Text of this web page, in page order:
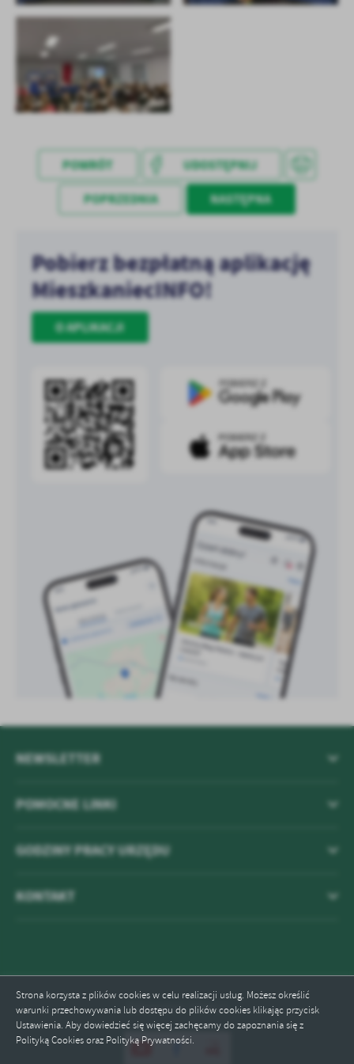
Strona korzysta z plików cookies w celu realizacji usług. Możesz określić
warunki przechowywania lub dostępu do plików cookies klikając przycisk
Ustawienia. Aby dowiedzieć się więcej zachęcamy do zapoznania się z
Polityką Cookies oraz Polityką Prywatności.
treści w postaci wiadomości, ofert, komunikatów mediów
POWRÓT UDOSTĘPNIJ
POPRZEDNIA NASTĘPNA
Pobierz bezpłatną aplikację
MieszkaniecINFO!
O APLIKACJI
POMOCNE LINKI
NEWSLETTER
GODZINY PRACY URZĘDU
KONTAKT
Odwiedzin: 593413